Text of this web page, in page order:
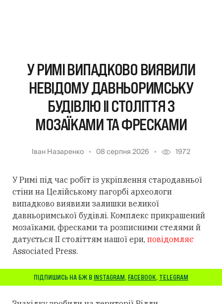
У РИМІ ВИПАДКОВО ВИЯВИЛИ
НЕВІДОМУ ДАВНЬОРИМСЬКУ
БУДІВЛЮ II СТОЛІТТЯ З
МОЗАЇКАМИ ТА ФРЕСКАМИ
Іван Назаренко 08 серпня 2026 1972
У Римі під час робіт із укріплення стародавньої
стіни на Целійському пагорбі археологи
випадково виявили залишки великої
давньоримської будівлі. Комплекс прикрашений
мозаїками, фресками та розписними стелями й
датується II століттям нашої ери, повідомляє
Associated Press.
ПІДПИШИСЬ НА БЖ В INSTAGRAM, FACEBOOK, TELEGRAM